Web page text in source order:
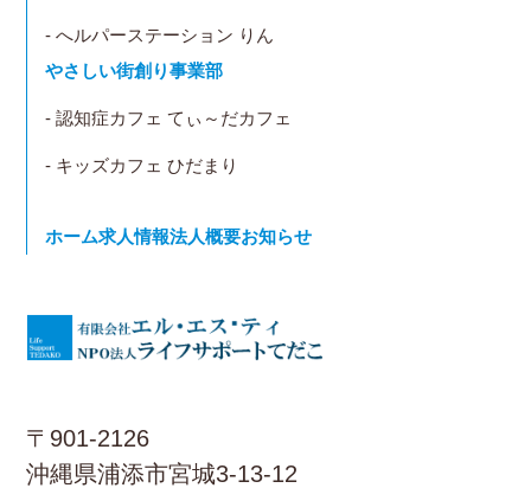
〒901-2126
沖縄県浦添市宮城3-13-12
- へルパーステーション りん
やさしい街創り事業部
- 認知症カフェ てぃ～だカフェ
- キッズカフェ ひだまり
ホーム求人情報法人概要お知らせ